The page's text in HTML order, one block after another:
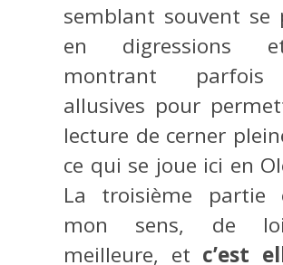
semblant souvent se
en digressions
montrant
allusives pour
lecture de cerner
ce qui se joue ici en
La troisième partie
mon sens, de
meilleure, et c’est